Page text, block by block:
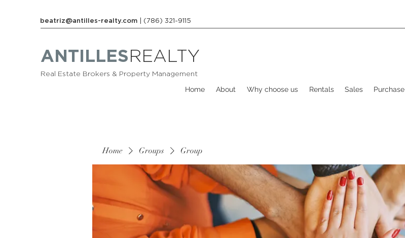
beatriz@antilles-realty.com | (786) 321-9115
ANTILLESREALTY
Real Estate Brokers & Property Management
Home About Why choose us Rentals Sales Purchase
Home Groups Group